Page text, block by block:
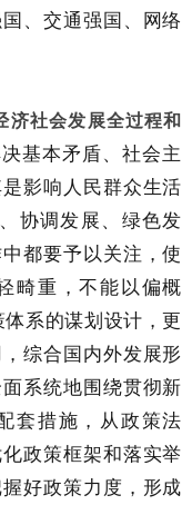
、交通强国、网络
济社会发展全过程和
基本矛盾、社会主
影响人民群众生活
协调发展、绿色发
都要予以关注，使
畸重，不能以偏概
系的谋划设计，更
综合国内外发展形
系统地围绕贯彻新
套措施，从政策法
政策框架和落实举
好政策力度，形成